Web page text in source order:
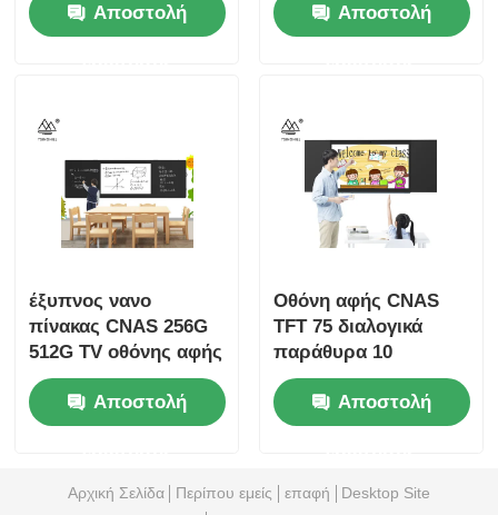
Αποστολή
διαλογικήΑποστολή
έξυπνος νανο
πίνακας CNAS 256G
512G TV οθόνης αφής
86 ίντσας
Αποστολή
Οθόνη αφής CNAS
TFT 75 διαλογικά
παράθυρα 10
οργάνων ελέγχου
αφής ίντσαςΑποστολή
Αρχική Σελίδα Περίπου εμείς επαφή
Desktop Site